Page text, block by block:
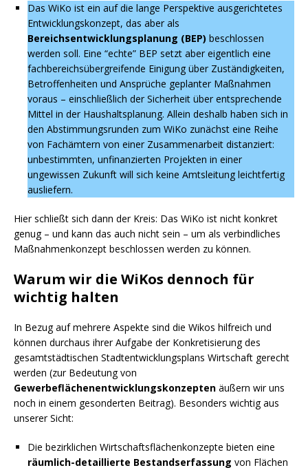
Das WiKo ist ein auf die lange Perspektive ausgerichtetes
Entwicklungskonzept, das aber als
Bereichsentwicklungsplanung (BEP) beschlossen
werden soll. Eine “echte” BEP setzt aber eigentlich eine
fachbereichsübergreifende Einigung über Zuständigkeiten,
Betroffenheiten und Ansprüche geplanter Maßnahmen
voraus – einschließlich der Sicherheit über entsprechende
Mittel in der Haushaltsplanung. Allein deshalb haben sich in
den Abstimmungsrunden zum WiKo zunächst eine Reihe
von Fachämtern von einer Zusammenarbeit distanziert:
unbestimmten, unfinanzierten Projekten in einer
ungewissen Zukunft will sich keine Amtsleitung leichtfertig
ausliefern.
Hier schließt sich dann der Kreis: Das WiKo ist nicht konkret
genug – und kann das auch nicht sein – um als verbindliches
Maßnahmenkonzept beschlossen werden zu können.
Warum wir die WiKos dennoch für
wichtig halten
In Bezug auf mehrere Aspekte sind die Wikos hilfreich und
können durchaus ihrer Aufgabe der Konkretisierung des
gesamtstädtischen Stadtentwicklungsplans Wirtschaft gerecht
werden (zur Bedeutung von
Gewerbeflächenentwicklungskonzepten äußern wir uns
noch in einem gesonderten Beitrag). Besonders wichtig aus
unserer Sicht:
Die bezirklichen Wirtschaftsflächenkonzepte bieten eine
räumlich-detaillierte Bestandserfassung von Flächen